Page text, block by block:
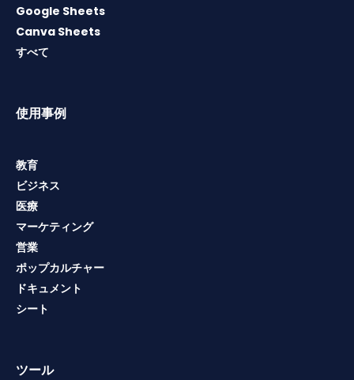
Google Sheets
Canva Sheets
すべて
使用事例
教育
ビジネス
医療
マーケティング
営業
ポップカルチャー
ドキュメント
シート
ツール